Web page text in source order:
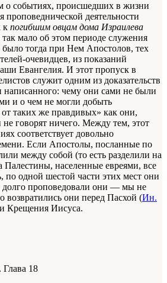
о событиях, происшедших в жизни
проповеднической деятельности
к погибшим овцам дома Израилева
мало об этом периоде служения
было тогда при Нем Апостолов, тех
очевидцев, из показаний
Евангелия. И этот пропуск в
служит одним из доказательств
написанного: чему они сами не были
и о чем не могли добыть
таких же правдивых» как они,
говорят ничего. Между тем, этот
соответствует довольно
Если Апостолы, посланные по
между собой (то есть разделили на
Палестины, населенные евреями, все
по одной шестой части этих мест они
долго проповедовали они — мы не
возвратились они перед Пасхой (Ин.
Крещения Иисуса.
Глава 18